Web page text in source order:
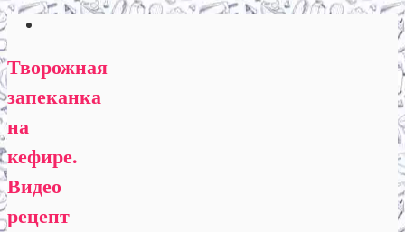
Творожная
запеканка
на
кефире.
Видео
рецепт